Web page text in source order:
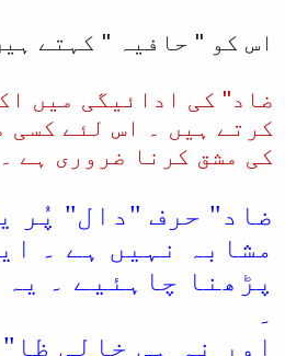
داد کی طرح اور ایک میں
بولتے ہیں۔ تو پھر اصل
ہے؟
اس کو " حافیہ " کہتے
ضاد" کی ادائیگی میں
کرتے ہیں ۔ اس لئے کسی
کی مشق کرنا ضروری ہے ۔
ضاد" حرف "دال" پُر
مشابہ نہیں ہے ۔
پڑھنا چاہئیے ۔
۔
اور نہ ہی خالی